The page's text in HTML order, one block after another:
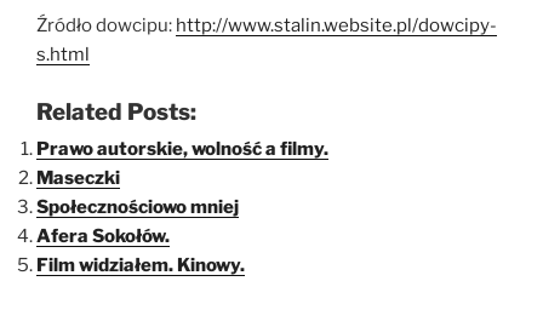
Źródło dowcipu: http://www.stalin.website.pl/dowcipy-
s.html
Related Posts:
Prawo autorskie, wolność a filmy.
Maseczki
Społecznościowo mniej
Afera Sokołów.
Film widziałem. Kinowy.